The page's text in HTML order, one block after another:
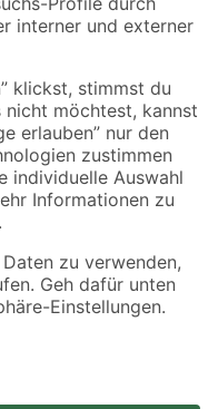
Angebote sind unter
Verfügbarkeiten beziehen
Artikel mit Speditionsversand, hier